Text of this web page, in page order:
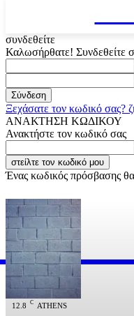
συνδεθείτε
Καλωσήρθατε! Συνδεθείτε
Ξεχάσατε τον κωδικό σας?
ΑΝΑΚΤΗΣΗ ΚΩΔΙΚΟΥ
Ανακτήστε τον κωδικό σας
Ένας κωδικός πρόσβασης
OFFICIAL
12.8 C ATHENS